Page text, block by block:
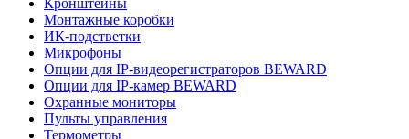
Кронштейны
Монтажные коробки
ИК-подстветки
Микрофоны
Опции для IP-видеорегистраторов BEWARD
Опции для IP-камер BEWARD
Охранные мониторы
Пульты управления
Термометры